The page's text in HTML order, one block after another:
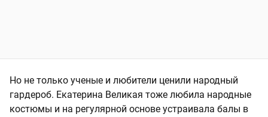
Но не только ученые и любители ценили народный
гардероб. Екатерина Великая тоже любила народные
костюмы и на регулярной основе устраивала балы в